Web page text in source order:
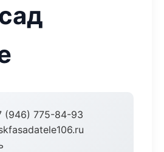
(946) 775-84-93